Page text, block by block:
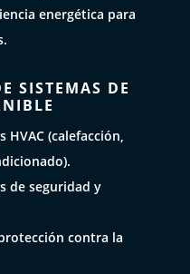
energética para
SISTEMAS DE
(calefacción,
de seguridad y
contra la